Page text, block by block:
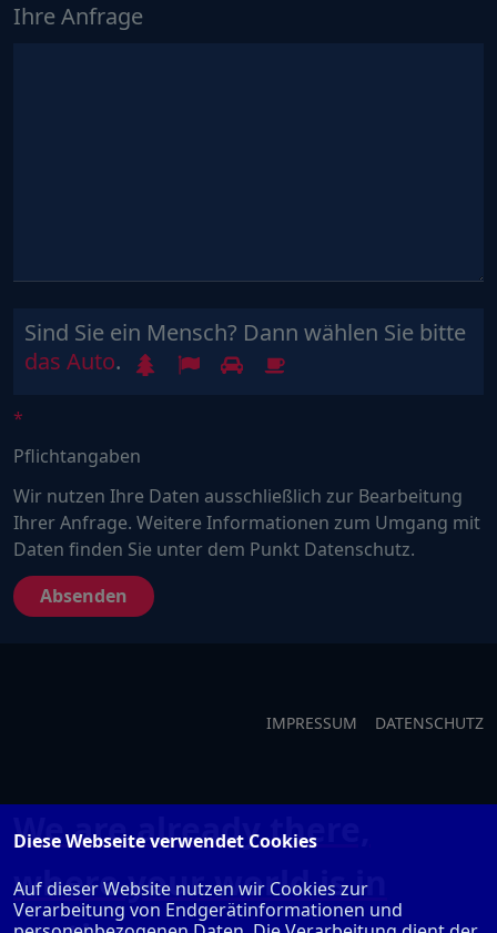
Ihre Anfrage
Sind Sie ein Mensch? Dann wählen Sie bitte
das Auto. Sind
Sie
Dann
wählen
Sie
bitte
das
Auto.
Pflichtangaben
Wir nutzen Ihre Daten ausschließlich zur Bearbeitung
Ihrer Anfrage. Weitere Informationen zum Umgang mit
Daten finden Sie unter dem Punkt Datenschutz.
IMPRESSUM DATENSCHUTZ
We are already there,
where your world is in
Diese Webseite verwendet Cookies
Auf dieser Website nutzen wir Cookies zur
Verarbeitung von Endgerätinformationen und